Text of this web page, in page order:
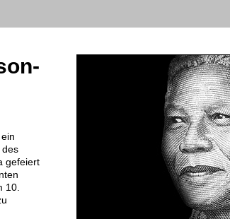
des
gefeiert
10.